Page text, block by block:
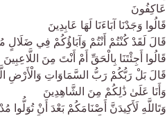
عَاكِفُونَ
قَالُوا وَجَدْنَا آبَاءَنَا لَهَا عَابِدِينَ
قَالَ لَقَدْ كُنْتُمْ أَنْتُمْ وَآبَاؤُكُمْ فِي ضَلَالٍ
قَالُوا أَجِئْتَنَا بِالْحَقِّ أَمْ أَنْتَ مِنَ اللَّاعِبِينَ
قَالَ بَلْ رَبُّكُمْ رَبُّ السَّمَاوَاتِ وَالْأَرْضِ
وَأَنَا عَلَىٰ ذَٰلِكُمْ مِنَ الشَّاهِدِينَ
وَتَاللَّهِ لَأَكِيدَنَّ أَصْنَامَكُمْ بَعْدَ أَنْ تُوَلُّوا